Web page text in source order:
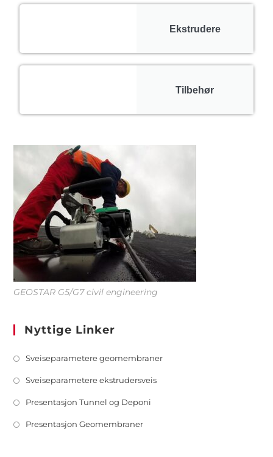
Ekstrudere
Tilbehør
GEOSTAR G5/G7 civil engineering
Nyttige Linker
Sveiseparametere geomembraner
Sveiseparametere ekstrudersveis
Presentasjon Tunnel og Deponi
Presentasjon Geomembraner